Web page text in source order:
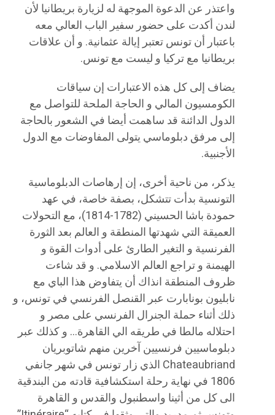
واعتذر عن الدعوة الموجهة له لزيارة بريطانيا لأن
لندن أكدت على حضور سفير الباب العالي معه
باعتبار أن تونس تعتبر إيالة عثمانية. و أن علاقات
بريطانيا مع تركيا و ليست مع تونس.
يضاف إلى كل هذه الاعتبارات إن سياقات
الكومسيون المالي و الحاجة الملحة للتواصل مع
الدول الدائنة قد ساهمت أيضا في الشعور بالحاجة
إلى مرفق دبلوماسي يتولى المفاوضات مع الدول
الأجنبية.
يذكر، من ناحية أخرى، إن إرهاصات الدبلوماسية
التونسية بدأت تتشكل، بصفة خاصة، في عهد
حمودة باشا الحسيني (1782-1814)، مع التحولات
العميقة التي شهدتها المنطقة و العالم بعد الثورة
الفرنسية و التغير الطارئ على أدوات القوة و
الهيمنة و تراجع العالم الاسلامي. و قد شاءت
ظروف المنطقة انذاك أن يتفاوض هذا الباي مع
نابليون بونابارت عبر القنصل الفرنسي في تونس، و
ذلك أثناء حملة الجنرال الفرنسي على مصر و
احتلاله مالطا في طريقه الي القاهرة… و كذلك عبر
دبلوماسيين فرنسيين آخرين منهم شاتوبريان
Chateaubriand الذي زار تونس في شهر جانفي
1806 في نهاية رحلة استكشافية قادته من البندقية
الى كل من أثينا واسطنبول والقدس و القاهرة